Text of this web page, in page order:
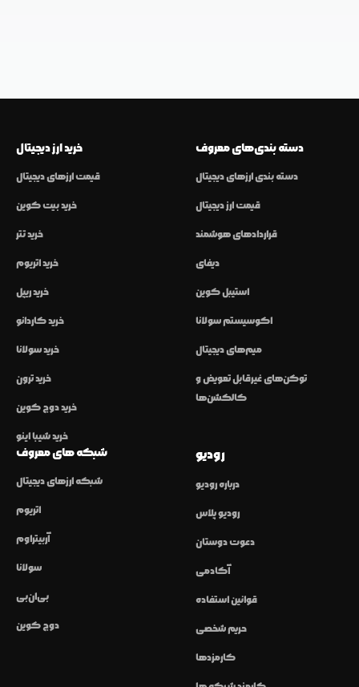
خرید ارز دیجیتال
قیمت ارزهای دیجیتال
خرید بیت کوین
خرید تتر
خرید اتریوم
خرید ریپل
خرید کاردانو
خرید سولانا
خرید ترون
خرید دوج کوین
خرید شیبا اینو
دسته بندی‌های معروف
دسته بندی ارزهای دیجیتال
قیمت ارز دیجیتال
قراردادهای هوشمند
دیفای
استیبل کوین
اکوسیستم سولانا
میم‌های دیجیتال
توکن‌های غیرقابل تعویض و
کالکشن‌ها
شبکه های معروف
شبکه ارزهای دیجیتال
اتریوم
آربیتراوم
سولانا
بی‌ان‌بی
دوج کوین
رودیو
درباره رودیو
رودیو پلاس
دعوت دوستان
آکادمی
قوانین استفاده
حریم شخصی
کارمزدها